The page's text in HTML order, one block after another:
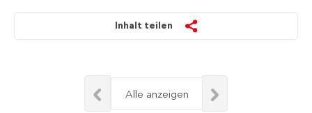
Inhalt teilen
Alle anzeigen